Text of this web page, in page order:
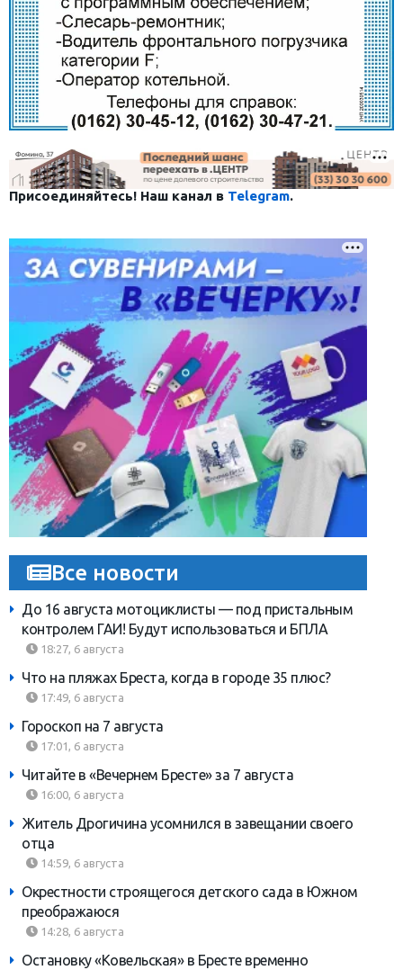
Присоединяйтесь! Наш канал в Telegram.
Все новости
До 16 августа мотоциклисты — под пристальным
контролем ГАИ! Будут использоваться и БПЛА
18:27, 6 августа
Что на пляжах Бреста, когда в городе 35 плюс?
17:49, 6 августа
Гороскоп на 7 августа
17:01, 6 августа
Читайте в «Вечернем Бресте» за 7 августа
16:00, 6 августа
Житель Дрогичина усомнился в завещании своего
отца
14:59, 6 августа
Окрестности строящегося детского сада в Южном
преображаюся
14:28, 6 августа
Остановку «Ковельская» в Бресте временно